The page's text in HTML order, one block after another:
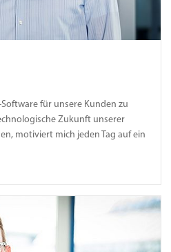
für unsere Kunden zu
Zukunft unserer
motiviert mich jeden Tag auf ein